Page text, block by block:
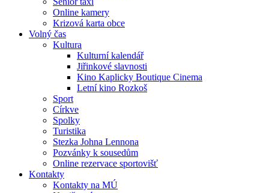
Online kamery
Krizová karta obce
Volný čas
Kultura
Kulturní kalendář
Jiřinkové slavnosti
Kino Kaplicky Boutique Cinema
Letní kino Rozkoš
Sport
Církve
Spolky
Turistika
Stezka Johna Lennona
Pozvánky k sousedům
Online rezervace sportovišť
Kontakty
Kontakty na MÚ